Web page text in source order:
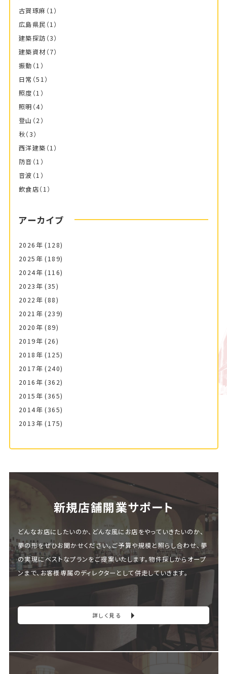
古賀琢麻 （1）
広島県民 （1）
建築探訪 （3）
建築資材（7）
振動 （1）
日常 （51）
照度 （1）
照明 （4）
登山 （2）
秋（3）
西洋建築 （1）
防音 （1）
音波 （1）
飲食店（1）
アーカイブ
2026年 (128)
2025年 (189)
2024年 (116)
2023年 (35)
2022年 (88)
2021年 (239)
2020年 (89)
2019年 (26)
2018年 (125)
2017年 (240)
2016年 (362)
2015年 (365)
2014年 (365)
2013年 (175)
新規店舗開業サポート
どんなお店にしたいのか、どんな風にお店をやっていきたいのか、
夢の形をぜひお聞かせください。ご予算や規模と照らし合わせ、夢
の実現にベストなプランをご提案いたします。物件探しからオープ
ンまで、お客様専属のディレクターとして併走していきます。
詳しく見る